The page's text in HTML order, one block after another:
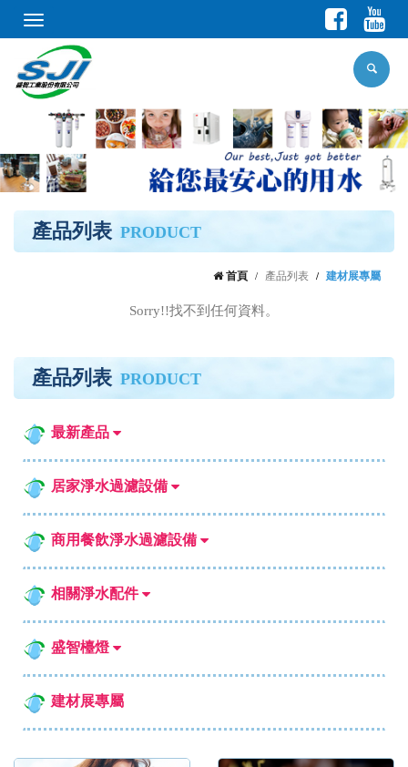
Toggle
navigation
產品列表 PRODUCT
首頁 產品列表 建材展專屬
Sorry!!找不到任何資料。
產品列表 PRODUCT
最新產品
居家淨水過濾設備
商用餐飲淨水過濾設備
相關淨水配件
盛智檯燈
建材展專屬